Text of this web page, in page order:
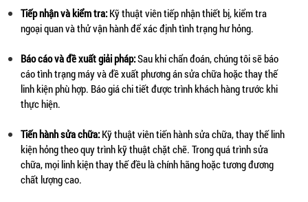
Tiếp nhận và kiểm tra: Kỹ thuật viên tiếp nhận thiết bị, kiểm tra
ngoại quan và thử vận hành để xác định tình trạng hư hỏng.
Báo cáo và đề xuất giải pháp: Sau khi chẩn đoán, chúng tôi sẽ báo
cáo tình trạng máy và đề xuất phương án sửa chữa hoặc thay thế
linh kiện phù hợp. Báo giá chi tiết được trình khách hàng trước khi
thực hiện.
Tiến hành sửa chữa: Kỹ thuật viên tiến hành sửa chữa, thay thế linh
kiện hỏng theo quy trình kỹ thuật chặt chẽ. Trong quá trình sửa
chữa, mọi linh kiện thay thế đều là chính hãng hoặc tương đương
chất lượng cao.